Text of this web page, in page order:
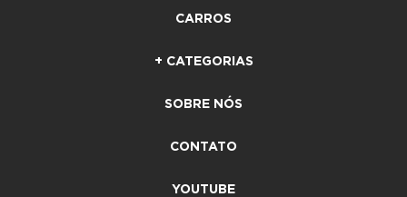
CARROS
+ CATEGORIAS
SOBRE NÓS
CONTATO
YOUTUBE